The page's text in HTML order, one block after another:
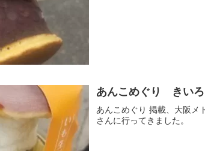
あんこめぐり きい
あんこめぐり 掲載、大阪メ
さんに行ってきました。